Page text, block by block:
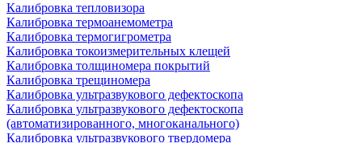
Калибровка тепловизора
Калибровка термоанемометра
Калибровка термогигрометра
Калибровка токоизмерительных клещей
Калибровка толщиномера покрытий
Калибровка трещиномера
Калибровка ультразвукового дефектоскопа
Калибровка ультразвукового дефектоскопа
(автоматизированного, многоканального)
Калибровка ультразвукового твердомера